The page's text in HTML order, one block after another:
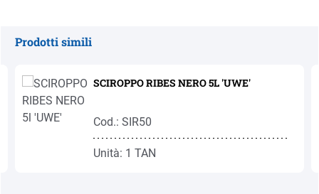
Prodotti simili
SCIROPPO RIBES NERO 5L 'UWE'
Cod.: SIR50
Unità: 1 TAN